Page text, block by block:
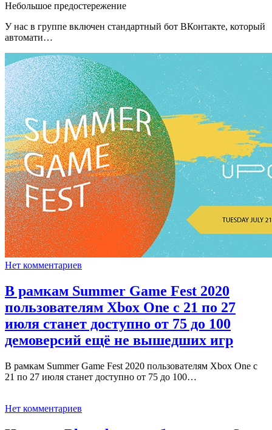
Небольшое предостережение
У нас в группе включен стандартный бот ВКонтакте, который
автомати…
Нет комментариев
В рамкам Summer Game Fest 2020
пользователям Xbox One с 21 по 27
июля станет доступно от 75 до 100
демоверсий ещё не вышедших игр
В рамкам Summer Game Fest 2020 пользователям Xbox One с
21 по 27 июля станет доступно от 75 до 100…
Нет комментариев